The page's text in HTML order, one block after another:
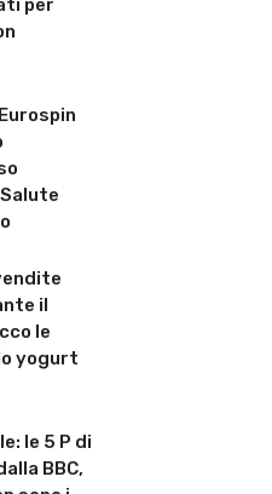
per
il
le
yogurt
le 5 P di
BBC,